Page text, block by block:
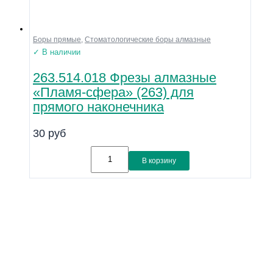
Боры прямые, Стоматологические боры алмазные
✓ В наличии
263.514.018 Фрезы алмазные
«Пламя-сфера» (263) для
прямого наконечника
30 руб
В корзину